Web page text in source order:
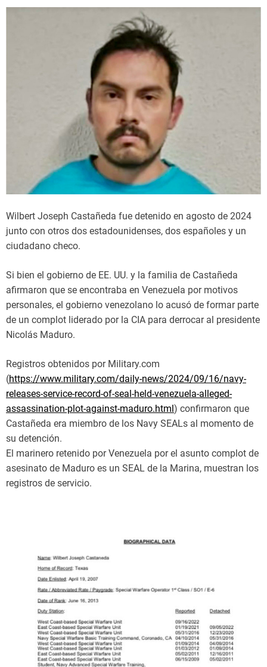
Wilbert Joseph Castañeda fue detenido en agosto de 2024
junto con otros dos estadounidenses, dos españoles y un
ciudadano checo.
Si bien el gobierno de EE. UU. y la familia de Castañeda
afirmaron que se encontraba en Venezuela por motivos
personales, el gobierno venezolano lo acusó de formar parte
de un complot liderado por la CIA para derrocar al presidente
Nicolás Maduro.
Registros obtenidos por Military.com
(https://www.military.com/daily-news/2024/09/16/navy-
releases-service-record-of-seal-held-venezuela-alleged-
assassination-plot-against-maduro.html) confirmaron que
Castañeda era miembro de los Navy SEALs al momento de
su detención.
El marinero retenido por Venezuela por el asunto complot de
asesinato de Maduro es un SEAL de la Marina, muestran los
registros de servicio.